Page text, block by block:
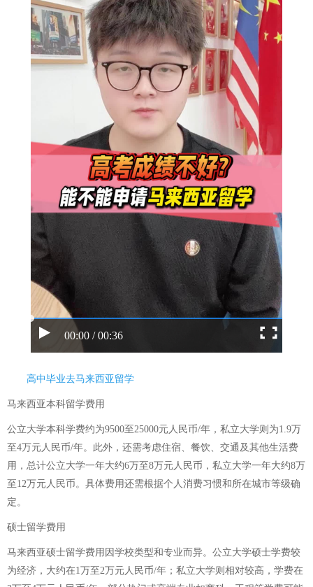
00:00 / 00:36
高中毕业去马来西亚留学
马来西亚本科留学费用
公立大学本科学费约为9500至25000元人民币/年，私立大学则为1.9万
至4万元人民币/年。此外，还需考虑住宿、餐饮、交通及其他生活费
用，总计公立大学一年大约6万至8万元人民币，私立大学一年大约8万
至12万元人民币。具体费用还需根据个人消费习惯和所在城市等级确
定。
硕士留学费用
马来西亚硕士留学费用因学校类型和专业而异。公立大学硕士学费较
为经济，大约在1万至2万元人民币/年；私立大学则相对较高，学费在